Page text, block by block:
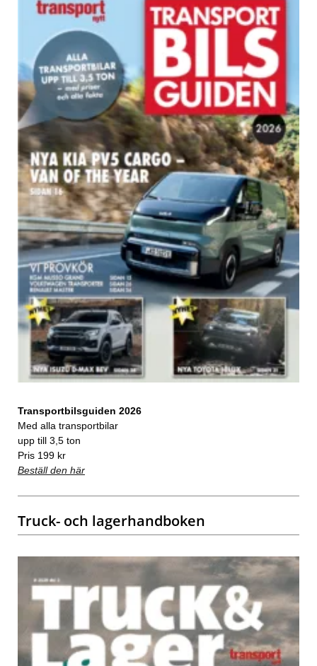
Transportbilsguiden 2026
Med alla transportbilar
upp till 3,5 ton
Pris 199 kr
Beställ den här
Truck- och lagerhandboken